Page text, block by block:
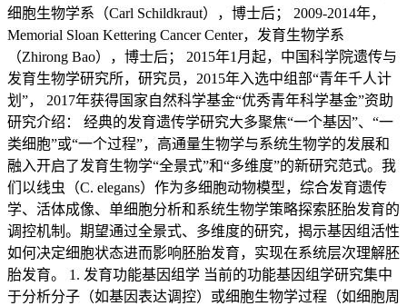
细胞生物学系（Carl Schildkraut），博士后； 2009-2014年，
Memorial Sloan Kettering Cancer Center，发育生物学系
（Zhirong Bao），博士后； 2015年1月起，中国科学院遗传与
发育生物学研究所，研究员，2015年入选中组部“青年千人计
划”， 2017年获得国家自然科学基金“优秀青年科学基金”资助
研究介绍： 经典的发育遗传学研究大多聚焦“一个基因”、“一
类细胞”或“一个过程”，高通量生物学与系统生物学的发展和
融入开启了发育生物学“全景式”和“多维度”的新研究范式。我
们以线虫（C. elegans）作为多细胞动物模型，综合发育遗传
学、活体成像、单细胞分析和系统生物学策略探索胚胎发育的
调控机制。期望通过全景式、多维度的研究，揭示基因组活性
如何决定细胞状态进而影响胚胎发育，实现在系统层次理解胚
胎发育。 1. 发育功能基因组学 当前的功能基因组学研究集中
于分析分子（如基因表达调控）或细胞生物学过程（如细胞周